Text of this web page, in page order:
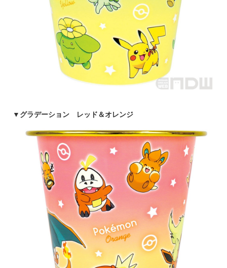
▼ グラデーション レッド＆オレンジ